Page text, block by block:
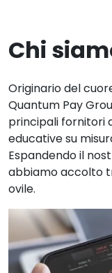
Chi
Originario del
Quantum Pay
principali fornitori
educative su
Espandendo il
abbiamo accolto
ovile.